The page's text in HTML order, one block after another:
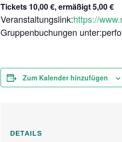
Tickets 10,00 €, ermäßigt 5,00 €
Veranstaltungslink:https://
Gruppenbuchungen
Zum Kalender hinzufügen
DETAILS